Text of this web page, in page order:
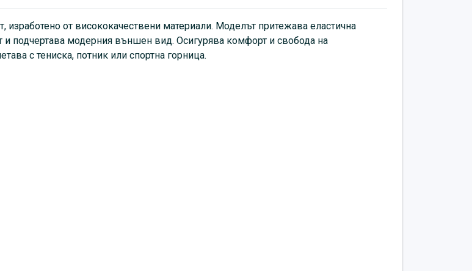
изработено от висококачествени материали. Моделът притежава еластична
и подчертава модерния външен вид. Осигурява комфорт и свобода на
с тениска, потник или спортна горница.